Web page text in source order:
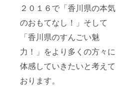
２０１６で「香川県の本気
のおもてなし！」そして
「香川県のすんごい魅
力！」をより多くの方々に
体感していきたいと考えて
おります。